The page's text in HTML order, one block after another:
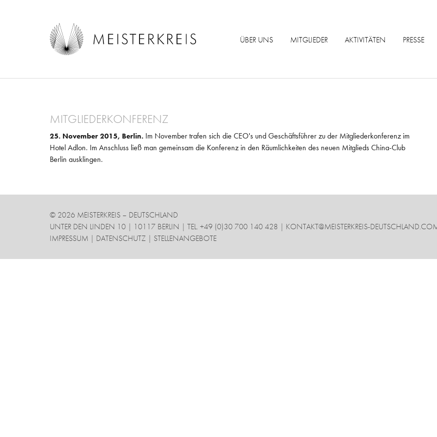
ÜBER UNS MITGLIEDER AKTIVITÄTEN PRESSE
MITGLIEDERKONFERENZ
25. November 2015, Berlin. Im November trafen sich die CEO's und Geschäftsführer zu der Mitgliederkonferenz im
Hotel Adlon. Im Anschluss ließ man gemeinsam die Konferenz in den Räumlichkeiten des neuen Mitglieds China-Club
Berlin ausklingen.
© 2026 MEISTERKREIS – DEUTSCHLAND
UNTER DEN LINDEN 10 | 10117 BERLIN | TEL. +49 (0)30 700 140 428 | KONTAKT@MEISTERKREIS-
IMPRESSUM | DATENSCHUTZ | STELLENANGEBOTE